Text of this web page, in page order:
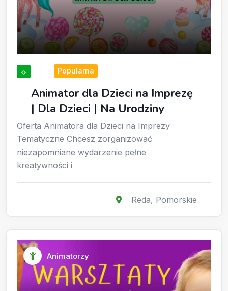
☼
Animator dla Dzieci na Imprezę
| Dla Dzieci | Na Urodziny
Popularna
Oferta Animatora dla Dzieci na Imprezy
Tematyczne Chcesz zorganizować
niezapomniane wydarzenie pełne
kreatywności i
Reda, Pomorskie
Animatorzy